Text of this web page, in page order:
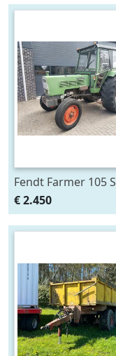
Fendt Farmer 105 S
€ 2.450